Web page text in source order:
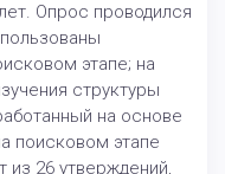
Опрос проводился
этапе; на
структуры
на основе
поисковом этапе
из 26 утверждений,